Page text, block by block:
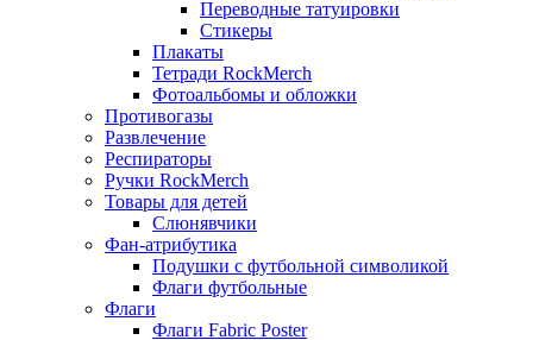
Переводные татуировки
Стикеры
Плакаты
Тетради RockMerch
Фотоальбомы и обложки
Противогазы
Развлечение
Респираторы
Ручки RockMerch
Товары для детей
Слюнявчики
Фан-атрибутика
Подушки с футбольной символикой
Флаги футбольные
Флаги
Флаги Fabric Poster